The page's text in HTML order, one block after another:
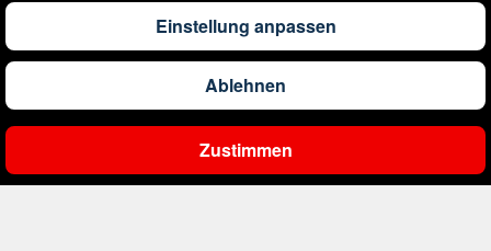
Ergebnisse filtern
Einstellung anpassen
Ablehnen
Zustimmen